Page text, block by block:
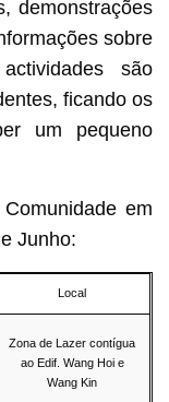
demonstrações
sobre
são
ficando os
um pequeno
em
Junho:
Local
Zona de Lazer contígua
ao Edif. Wang Hoi e
Wang Kin